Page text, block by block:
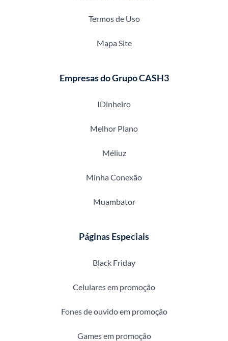
Termos de Uso
Mapa Site
Empresas do Grupo CASH3
IDinheiro
Melhor Plano
Méliuz
Minha Conexão
Muambator
Páginas Especiais
Black Friday
Celulares em promoção
Fones de ouvido em promoção
Games em promoção